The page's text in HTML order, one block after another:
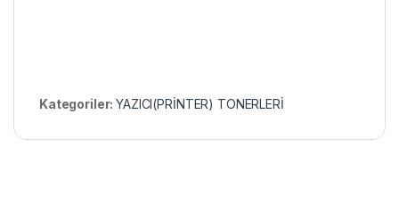
Kategoriler:YAZICI(PRİNTER) TONERLERİ